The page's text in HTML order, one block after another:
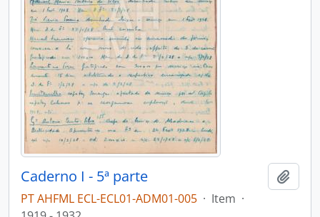
Caderno I - 5ª parte
PT AHFML ECL-ECL01-ADM01-005 · Item ·